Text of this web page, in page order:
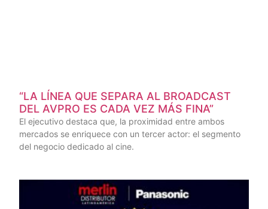
“LA LÍNEA QUE SEPARA AL BROADCAST
DEL AVPRO ES CADA VEZ MÁS FINA”
El ejecutivo destaca que, la proximidad entre ambos
mercados se enriquece con un tercer actor: el segmento
del negocio dedicado al cine.